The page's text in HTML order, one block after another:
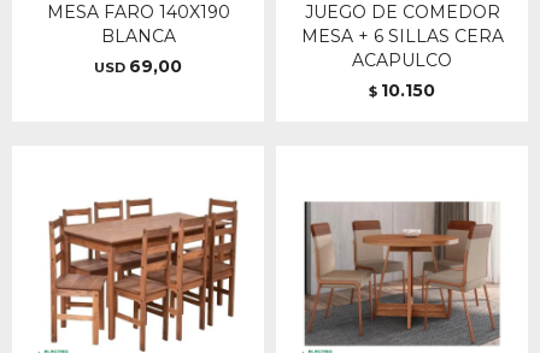
MESA FARO 140X190
BLANCA
USD 69,00
JUEGO DE COMEDOR
MESA + 6 SILLAS CERA
ACAPULCO
$ 10.150